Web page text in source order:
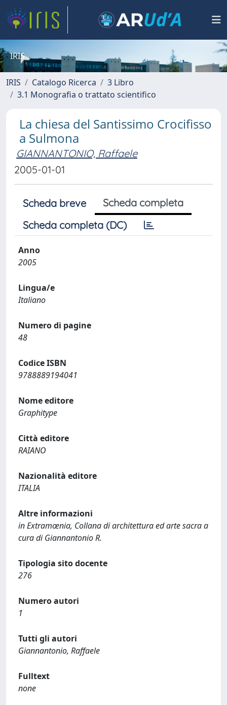
IRIS
IRIS Catalogo Ricerca
3 Libro
3.1 Monografia o trattato scientifico
La chiesa del Santissimo Crocifisso
a Sulmona
GIANNANTONIO, Raffaele
2005-01-01
Scheda breve
Scheda completa
Scheda completa (DC)
Anno
2005
Lingua/e
Italiano
Numero di pagine
48
Codice ISBN
9788889194041
Nome editore
Graphitype
Città editore
RAIANO
Nazionalità editore
ITALIA
Altre informazioni
in Extramœnia, Collana di architettura ed arte sacra a
cura di Giannantonio R.
Tipologia sito docente
276
Numero autori
1
Tutti gli autori
Giannantonio, Raffaele
Fulltext
none